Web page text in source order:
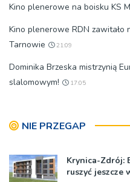
Kino plenerowe na boisku KS
Kino plenerowe RDN
Tarnowie
21:09
Dominika Brzeska mistrzynią
slalomowym!
17:05
NIE PRZEGAP
Krynica-Zdrój:
ruszyć jeszcze